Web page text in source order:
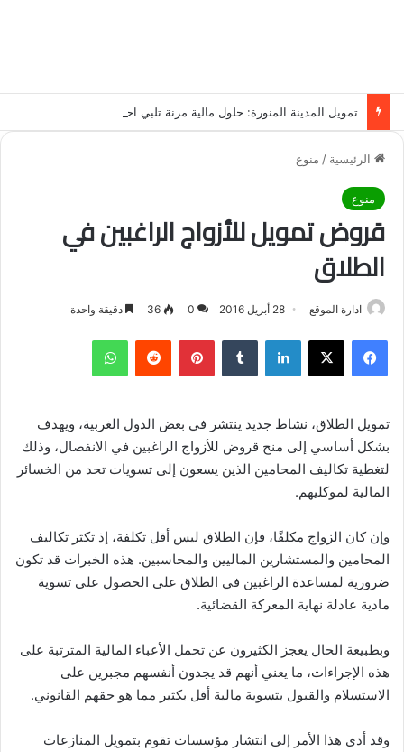
الرئيسية / منوع
منوع
قروض تمويل للأزواج الراغبين في
الطلاق
ادارة الموقع 28 أبريل 2016 0
36 دقيقة واحدة
فيسبوك لينكدإن بينتيريست
تمويل الطلاق، نشاط جديد ينتشر في بعض الدول الغربية، ويهدف
بشكل أساسي إلى منح قروض للأزواج الراغبين في الانفصال، وذلك
لتغطية تكاليف المحامين الذين يسعون إلى تسويات تحد من الخسائر
المالية لموكليهم.
وإن كان الزواج مكلفًا، فإن الطلاق ليس أقل تكلفة، إذ تكثر تكاليف
المحامين والمستشارين الماليين والمحاسبين. هذه الخبرات قد تكون
ضرورية لمساعدة الراغبين في الطلاق على الحصول على تسوية
مادية عادلة نهاية المعركة القضائية.
وبطبيعة الحال يعجز الكثيرون عن تحمل الأعباء المالية المترتبة على
هذه الإجراءات، ما يعني أنهم قد يجدون أنفسهم مجبرين على
الاستسلام والقبول بتسوية مالية أقل بكثير مما هو حقهم القانوني.
وقد أدى هذا الأمر إلى انتشار مؤسسات تقوم بتمويل المنازعات